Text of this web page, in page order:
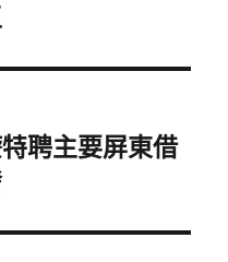
聘主要屏東借